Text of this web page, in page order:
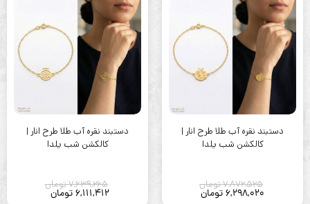
دستبند نقره آب طلا طرح انار |
کالکشن شب یلدا
7,872,525تومان
6,298,020تومان
دستبند نقره آب طلا طرح انار |
کالکشن شب یلدا
7,639,265تومان
6,111,412 تومان